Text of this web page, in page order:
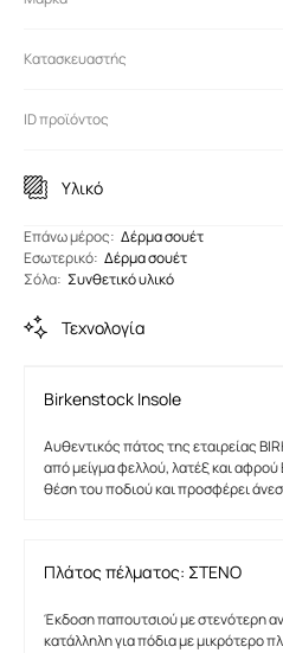
Κατασκευαστής
ID προϊόντος
Υλικό
Eπάνω μέρος: Δέρμα σουέτ
Εσωτερικό: Δέρμα σουέτ
Σόλα: Συνθετικό υλικό
Τεχνολογία
Birkenstock Insole
Αυθεντικός πάτος της εταιρείας
από μείγμα φελλού, λατέξ και αφρού
θέση του ποδιού και προσφέρει
Πλάτος πέλματος: ΣΤΕΝΟ
Έκδοση παπουτσιού με στενότερη
κατάλληλη για πόδια με μικρότερο